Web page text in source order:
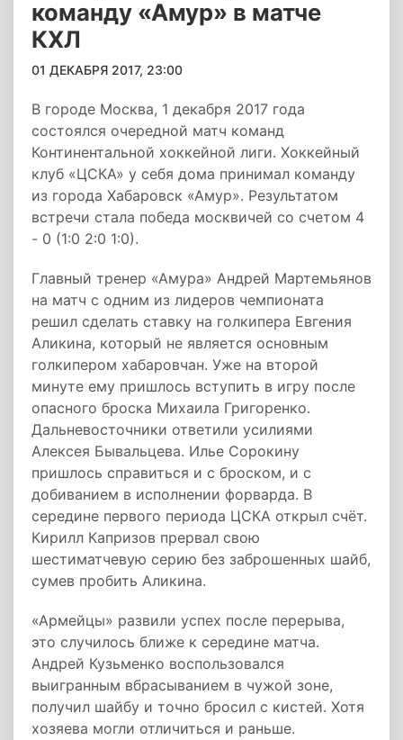
команду «Амур» в матче
КХЛ
01 ДЕКАБРЯ 2017, 23:00
В городе Москва, 1 декабря 2017 года
состоялся очередной матч команд
Континентальной хоккейной лиги. Хоккейный
клуб «ЦСКА» у себя дома принимал команду
из города Хабаровск «Амур». Результатом
встречи стала победа москвичей со счетом 4
- 0 (1:0 2:0 1:0).
Главный тренер «Амура» Андрей Мартемьянов
на матч с одним из лидеров чемпионата
решил сделать ставку на голкипера Евгения
Аликина, который не является основным
голкипером хабаровчан. Уже на второй
минуте ему пришлось вступить в игру после
опасного броска Михаила Григоренко.
Дальневосточники ответили усилиями
Алексея Бывальцева. Илье Сорокину
пришлось справиться и с броском, и с
добиванием в исполнении форварда. В
середине первого периода ЦСКА открыл счёт.
Кирилл Капризов прервал свою
шестиматчевую серию без заброшенных шайб,
сумев пробить Аликина.
«Армейцы» развили успех после перерыва,
это случилось ближе к середине матча.
Андрей Кузьменко воспользовался
выигранным вбрасыванием в чужой зоне,
получил шайбу и точно бросил с кистей. Хотя
хозяева могли отличиться и раньше.